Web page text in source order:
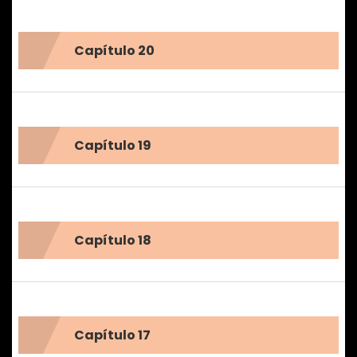
Capítulo 20
Capítulo 19
Capítulo 18
Capítulo 17